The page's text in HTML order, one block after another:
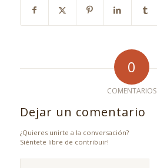
0
COMENTARIOS
Dejar un comentario
¿Quieres unirte a la conversación?
Siéntete libre de contribuir!